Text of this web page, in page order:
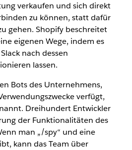
verkaufen und sich direkt
zu können, statt dafür
gehen. Shopify beschreitet
eigenen Wege, indem es
nach dessen
lassen.
Bots des Unternehmens,
verfügt,
Dreihundert Entwickler
der Funktionalitäten des
man „/spy“ und eine
kann das Team über